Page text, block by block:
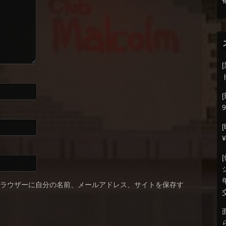
ウザーに自分の名前、メールアドレス、サイトを保存す
[
[
[
[